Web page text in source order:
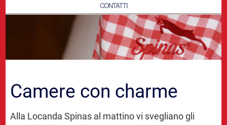
CONTATTI
Camere con charme
Alla Locanda Spinas al mattino vi svegliano gli